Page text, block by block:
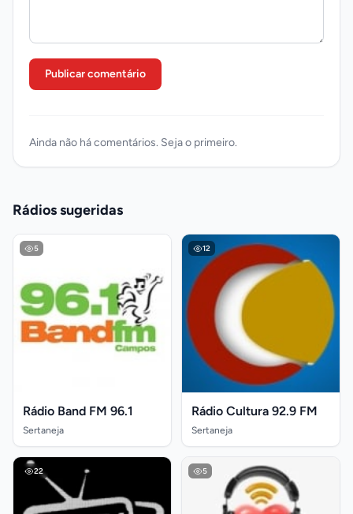
Publicar comentário
Ainda não há comentários. Seja o primeiro.
Rádios sugeridas
5
Rádio Band FM 96.1
Sertaneja
12
Rádio Cultura 92.9 FM
Sertaneja
22 5